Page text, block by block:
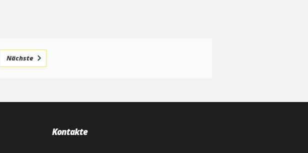
Nächste
Kontakte